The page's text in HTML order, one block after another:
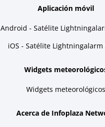
Aplicación móvil
Android - Satélite
iOS - Satélite Lightningalarm
Widgets
Widgets meteorológicos
Acerca de Infoplaza